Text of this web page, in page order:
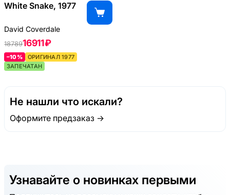
White Snake, 1977
David Coverdale
1878916911 ₽
–10%
ОРИГИНАЛ 1977
ЗАПЕЧАТАН
Не нашли что искали?
Оформите предзаказ →
Узнавайте о новинках первыми